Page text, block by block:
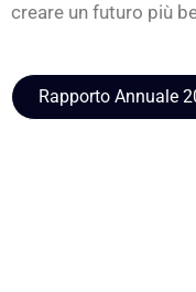
creare un futuro più
Rapporto Annuale